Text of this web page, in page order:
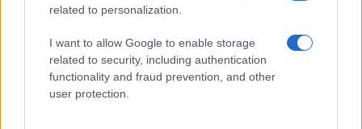
related to personalization.
I want to allow Google to enable storage
related to security, including authentication
functionality and fraud prevention, and other
user protection.
Incendio nella notte a Olbia, a fuoco due furgoni
A fuoco un deposito con bombole, intervento dei
vigili del fuoco a Rudalza